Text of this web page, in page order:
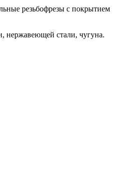
резьбофрезы с покрытием
нержавеющей стали, чугуна.